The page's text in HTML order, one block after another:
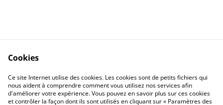
Nous contacter
CGV
Confidentialité
Cookies
Cookies
Ce site Internet utilise des cookies. Les cookies sont de petits fichiers qui
nous aident à comprendre comment vous utilisez nos services afin
d'améliorer votre expérience. Vous pouvez en savoir plus sur ces cookies
et contrôler la façon dont ils sont utilisés en cliquant sur « Paramètres des